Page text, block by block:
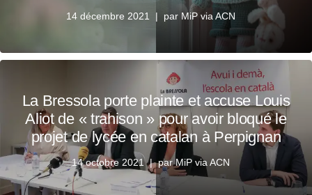
14 décembre 2021 par MiP via ACN
La Bressola porte plainte et accuse Louis
Aliot de « trahison » pour avoir bloqué le
projet de lycée en catalan à Perpignan
14 octobre 2021 parMiP via ACN